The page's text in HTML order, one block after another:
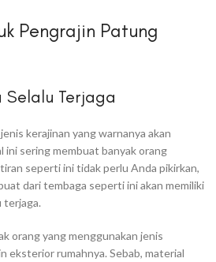
Pengrajin Patung
Selalu Terjaga
kerajinan yang warnanya akan
ini sering membuat banyak orang
seperti ini tidak perlu Anda pikirkan,
dari tembaga seperti ini akan memiliki
terjaga.
orang yang menggunakan jenis
eksterior rumahnya. Sebab, material